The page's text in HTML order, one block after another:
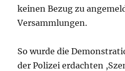
keinen Bezug zu
Versammlungen.
So wurde die
der Polizei erdachten